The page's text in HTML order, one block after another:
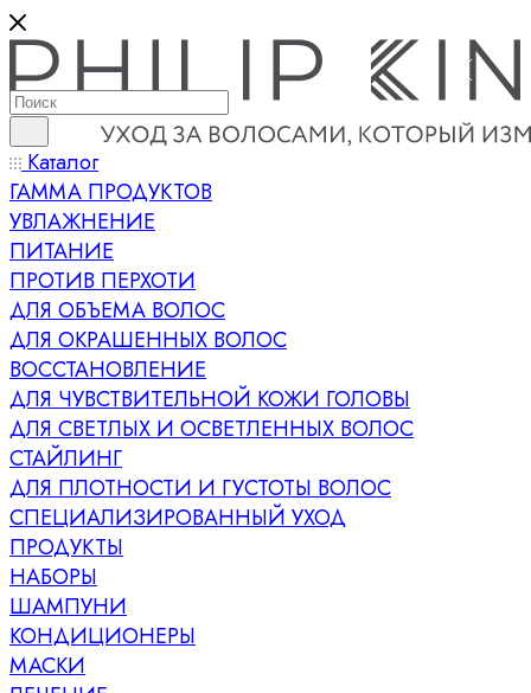
Каталог
ГАММА ПРОДУКТОВ
УВЛАЖНЕНИЕ
ПИТАНИЕ
ПРОТИВ ПЕРХОТИ
ДЛЯ ОБЪЕМА ВОЛОС
ДЛЯ ОКРАШЕННЫХ ВОЛОС
ВОССТАНОВЛЕНИЕ
ДЛЯ ЧУВСТВИТЕЛЬНОЙ КОЖИ ГОЛОВЫ
ДЛЯ СВЕТЛЫХ И ОСВЕТЛЕННЫХ ВОЛОС
СТАЙЛИНГ
ДЛЯ ПЛОТНОСТИ И ГУСТОТЫ ВОЛОС
СПЕЦИАЛИЗИРОВАННЫЙ УХОД
ПРОДУКТЫ
НАБОРЫ
ШАМПУНИ
КОНДИЦИОНЕРЫ
МАСКИ